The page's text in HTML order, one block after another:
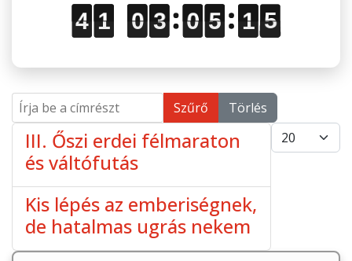
4
4
4
4 1
1
1
1 0
0
0
0 3
3
3
3 0
0
0
0 5
5
5
5 1
1
1
1 5
5
5
5
Írja be a címrészt Szűrő Törlés
Tételek #
III. Őszi erdei félmaraton
és váltófutás
Kis lépés az emberiségnek,
de hatalmas ugrás nekem